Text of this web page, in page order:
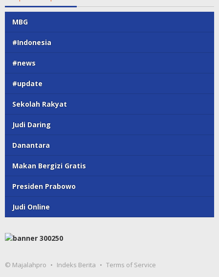
MBG
#Indonesia
#news
#update
Sekolah Rakyat
Judi Daring
Danantara
Makan Bergizi Gratis
Presiden Prabowo
Judi Online
© Majalahpro Indeks Berita Terms of Service